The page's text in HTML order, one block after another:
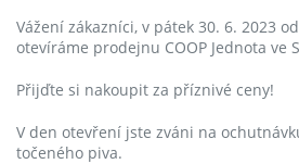
Vážení zákazníci, v pátek 30. 6. 2023
otevíráme prodejnu COOP Jednota ve
Přijďte si nakoupit za příznivé ceny!
V den otevření jste zváni na
točeného piva.